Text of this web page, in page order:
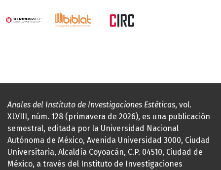
Anales del Instituto de Investigaciones Estéticas, vol.
XLVIII, núm. 128 (primavera de 2026), es una publicación
semestral, editada por la Universidad Nacional
Autónoma de México, Avenida Universidad 3000, Ciudad
Universitaria, Alcaldía Coyoacán, C.P. 04510, Ciudad de
México, a través del Instituto de Investigaciones